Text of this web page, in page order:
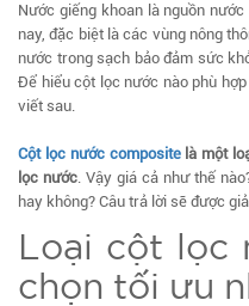
Nước giếng khoan là nguồn
nay, đặc biệt là các vùng nông
nước trong sạch bảo đảm sức
Để hiểu cột lọc nước nào phù
viết sau.
Cột lọc nước composite là một
lọc nước. Vậy giá cả như thế
hay không? Câu trả lời sẽ được
Loại cột lọc
chọn tối ưu